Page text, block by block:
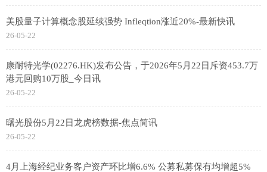
美股量子计算概念股延续强势 Infleqtion涨近20%-最新快讯
26-05-22
康耐特光学(02276.HK)发布公告，于2026年5月22日斥资453.7万
港元回购10万股_今日讯
26-05-22
曙光股份5月22日龙虎榜数据-焦点简讯
26-05-22
4月上海经纪业务客户资产环比增6.6% 公募私募保有均增超5%